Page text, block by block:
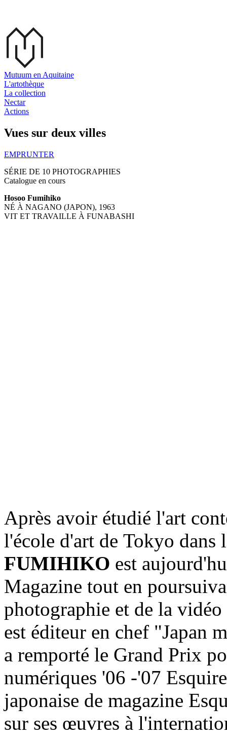
Mutuum en Aquitaine
L'artothèque
La collection
Nectar
Actions
Vues sur deux villes
EMPRUNTER
SÉRIE DE 10 PHOTOGRAPHIES
Catalogue en cours
Hosoo Fumihiko
NÉ À NAGANO (JAPON), 1963
VIT ET TRAVAILLE À FUNABASHI
Après avoir étudié l'art
l'école d'art de Tokyo dans
FUMIHIKO est
Magazine tout en
photographie et de la
est éditeur en chef "Japan
a remporté le Grand Prix
numériques '06 -'07
japonaise de magazine
sur ses œuvres à